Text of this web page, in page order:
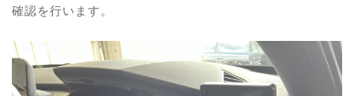
確認を行います。